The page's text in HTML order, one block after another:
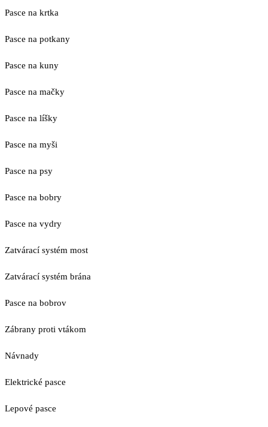
Pasce na krtka
Pasce na potkany
Pasce na kuny
Pasce na mačky
Pasce na líšky
Pasce na myši
Pasce na psy
Pasce na bobry
Pasce na vydry
Zatvárací systém most
Zatvárací systém brána
Pasce na bobrov
Zábrany proti vtákom
Návnady
Elektrické pasce
Lepové pasce